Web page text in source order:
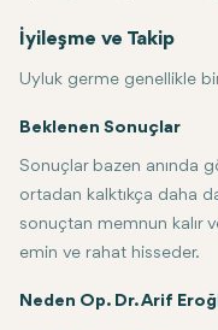
Konsültasyon: Çoğu
Anestezi: Operasyon,
Kesi: Kesiler, tedavi
Doku Çıkarma ve
Kapatma: Dikişler
İyileşme ve Takip
Uyluk germe genellikle
Dinlenme: Hastalar
Beklenen Sonuçlar
Sonuçlar bazen anında
ortadan kalktıkça daha
sonuçtan memnun kalır
emin ve rahat hisseder.
Neden Op. Dr. Arif